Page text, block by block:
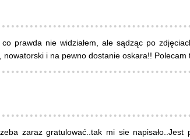
co prawda nie widziałem, ale sądząc po
nowatorski i na pewno dostanie oskara!! Polecam
zaraz gratulować..tak mi sie napisało..Jest